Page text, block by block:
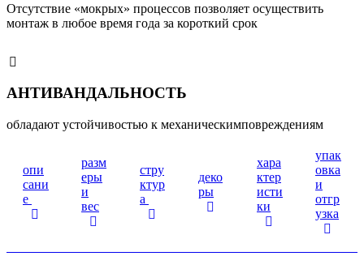
Отсутствие «мокрых» процессов позволяет осуществить
монтаж в любое время года за короткий срок
АНТИВАНДАЛЬНОСТЬ
обладают устойчивостью к механическимповреждениям
опи
сани
е
разм
еры
и
вес
стру
ктур
а
деко
ры
хара
ктер
исти
ки
упак
овка
и
отгр
узка